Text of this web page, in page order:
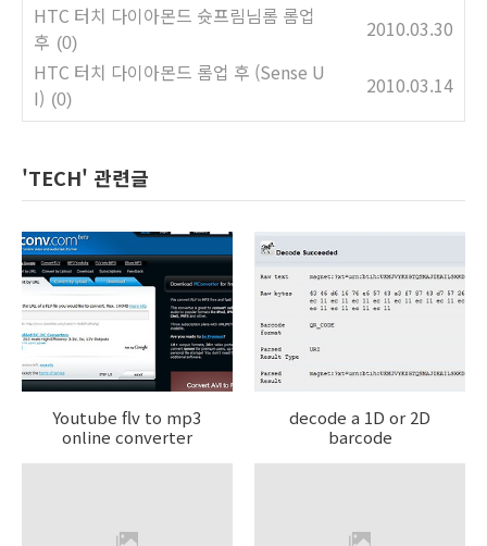
HTC 터치 다이아몬드 슛프림님롬 롬업
후 (0)
2010.03.30
HTC 터치 다이아몬드 롬업 후 (Sense U
I) (0)
2010.03.14
'TECH' 관련글
Youtube flv to mp3
online converter
decode a 1D or 2D
barcode